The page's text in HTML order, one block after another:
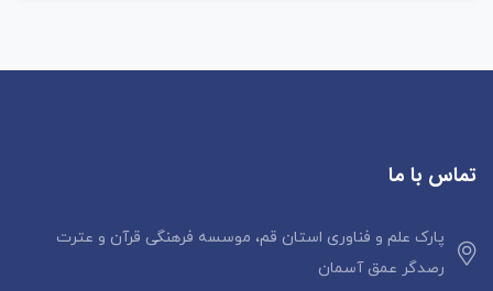
تماس با ما
پارک علم و فناوری استان قم، موسسه فرهنگی قرآن و عترت
رصدگر عمق آسمان